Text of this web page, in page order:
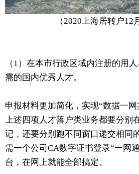
（2020上海居转户12
（1）在本市行政区域内注册的用
需的国内优秀人才。
申报材料更加简化，实现“数据一
上述四项人才落户类业务都要分别
记，还要分别跑不同窗口递交相同
需一个公司CA数字证书登录“一网
台，在网上就能全部搞定。